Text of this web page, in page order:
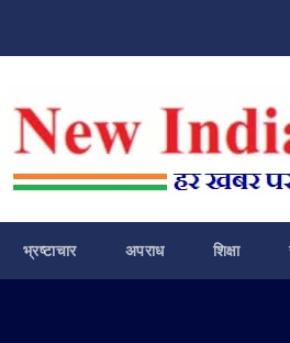
भ्रष्टाचार अपराध शिक्षा